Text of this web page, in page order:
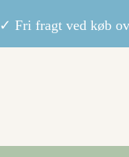
✓ Fri fragt ved køb